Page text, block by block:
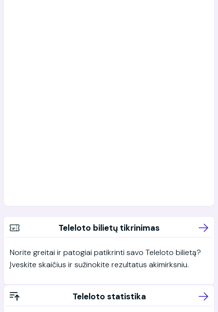
Teleloto bilietų tikrinimas
Norite greitai ir patogiai patikrinti savo Teleloto bilietą?
Įveskite skaičius ir sužinokite rezultatus akimirksniu.
Teleloto statistika